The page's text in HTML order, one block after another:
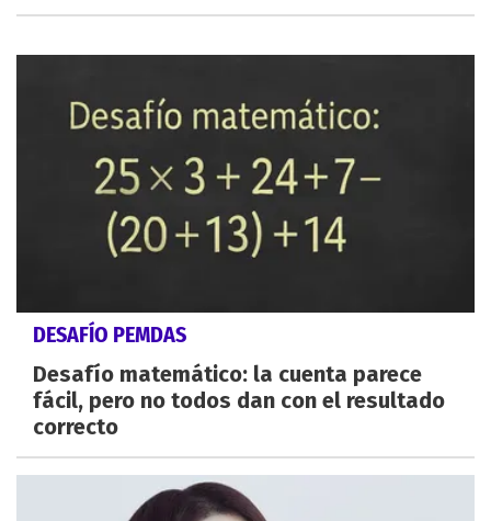
DESAFÍO PEMDAS
Desafío matemático: la cuenta parece
fácil, pero no todos dan con el resultado
correcto